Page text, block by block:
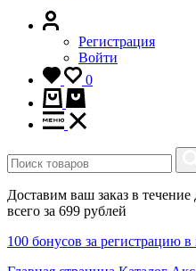
Регистрация
Войти
0
Доставим ваш заказ в
всего за 699 рублей
100 бонусов за регистрацию